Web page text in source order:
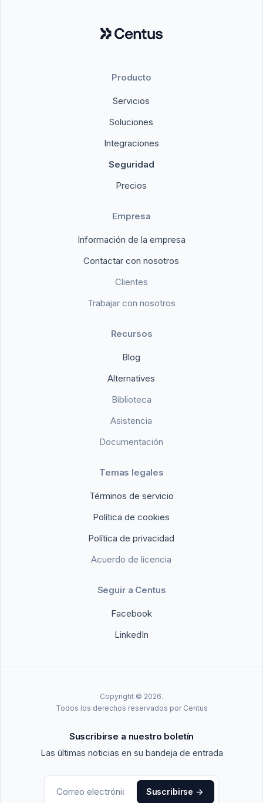
Producto
Servicios
Soluciones
Integraciones
Seguridad
Precios
Empresa
Información de la empresa
Contactar con nosotros
Clientes
Trabajar con nosotros
Recursos
Blog
Alternatives
Biblioteca
Asistencia
Documentación
Temas legales
Términos de servicio
Política de cookies
Política de privacidad
Acuerdo de licencia
Seguir a Centus
Facebook
LinkedIn
Copyright © 2026.
Todos los derechos reservados por Centus
Suscribirse a nuestro boletín
Las últimas noticias en su bandeja de entrada
Suscribirse ->